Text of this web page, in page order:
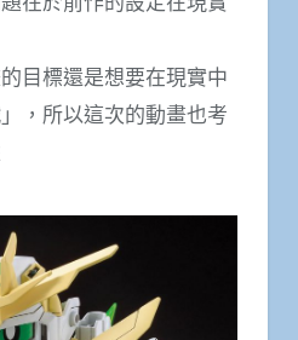
目標還是想要在現實中
，所以這次的動畫也考